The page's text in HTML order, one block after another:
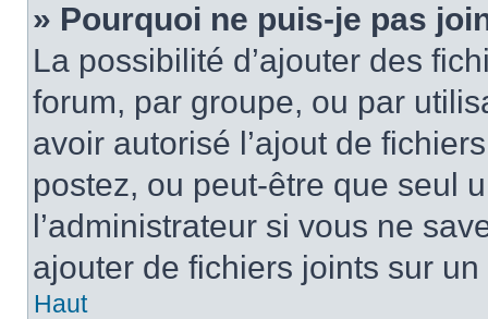
» Pourquoi ne puis-je pas
La possibilité d’ajouter des
forum, par groupe, ou par
avoir autorisé l’ajout de
postez, ou peut-être que seul
l’administrateur si vous ne
ajouter de fichiers joints sur un
Haut